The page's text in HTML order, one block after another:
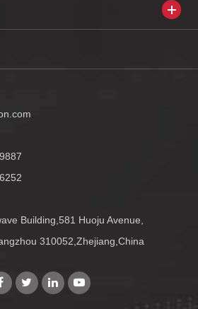
Building,581 Huoju Avenue,
310052,Zhejiang,China